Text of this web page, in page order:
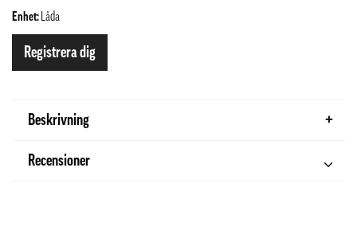
Enhet: Låda
Registrera dig
Beskrivning
Recensioner